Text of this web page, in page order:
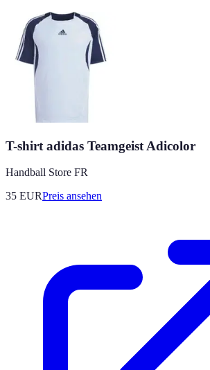
T-shirt adidas Teamgeist Adicolor
Handball Store FR
35 EURPreis ansehen